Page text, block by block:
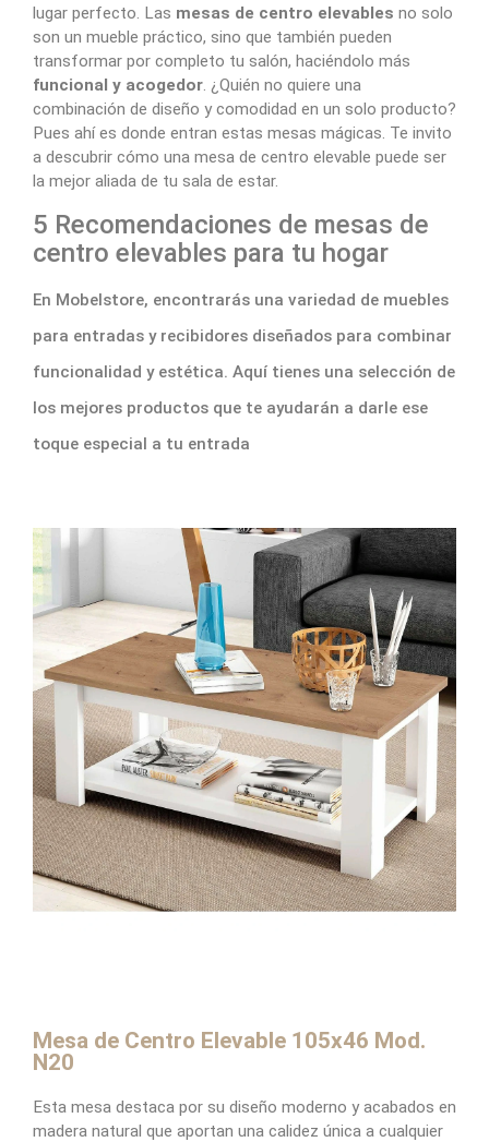
lugar perfecto. Las mesas de centro elevables no solo
son un mueble práctico, sino que también pueden
transformar por completo tu salón, haciéndolo más
funcional y acogedor. ¿Quién no quiere una
combinación de diseño y comodidad en un solo producto?
Pues ahí es donde entran estas mesas mágicas. Te invito
a descubrir cómo una mesa de centro elevable puede ser
la mejor aliada de tu sala de estar.
5 Recomendaciones de mesas de
centro elevables para tu hogar
En Mobelstore, encontrarás una variedad de muebles
para entradas y recibidores diseñados para combinar
funcionalidad y estética. Aquí tienes una selección de
los mejores productos que te ayudarán a darle ese
toque especial a tu entrada
Mesa de Centro Elevable 105x46 Mod.
N20
Esta mesa destaca por su diseño moderno y acabados en
madera natural que aportan una calidez única a cualquier